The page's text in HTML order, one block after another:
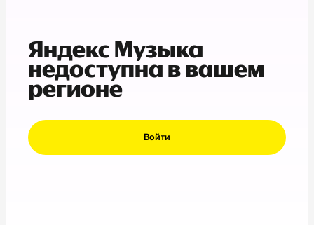
Яндекс Музыка
недоступна в вашем
регионе
Войти